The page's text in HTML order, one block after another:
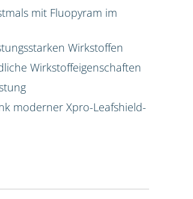
mit Fluopyram im
Wirkstoffen
Wirkstoffeigenschaften
moderner Xpro-Leafshield-